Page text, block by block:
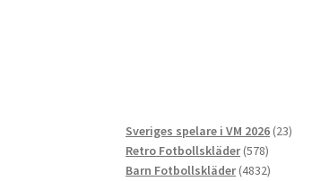
Sveriges spelare i VM 2026 2323
Retro Fotbollskläder 578578
produkter
Barn Fotbollskläder 48324832